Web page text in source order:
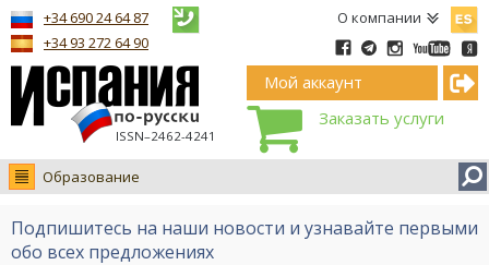
О компании
ISSN–2462-4241
+34 690 24 64 87
+34 93 272 64 90
Мой аккаунт
Заказать услуги
Образование
Новости
Интервью
Подпишитесь на наши новости и узнавайте первыми
обо всех предложениях